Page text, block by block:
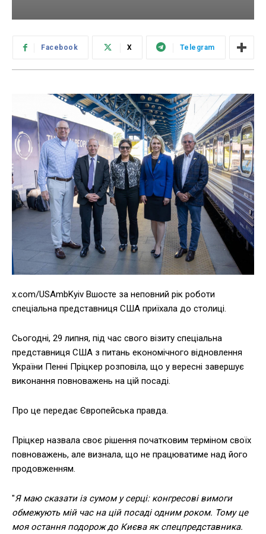
Facebook X Telegram
x.com/USAmbKyiv Вшосте за неповний рік роботи
спеціальна представниця США приїхала до столиці.
Сьогодні, 29 липня, під час свого візиту спеціальна
представниця США з питань економічного відновлення
України Пенні Пріцкер розповіла, що у вересні завершує
виконання повноважень на цій посаді.
Про це передає Європейська правда.
Пріцкер назвала своє рішення початковим терміном своїх
повноважень, але визнала, що не працюватиме над його
продовженням.
"Я маю сказати із сумом у серці: конгресові вимоги
обмежують мій час на цій посаді одним роком. Тому це
моя остання подорож до Києва як спецпредставника.